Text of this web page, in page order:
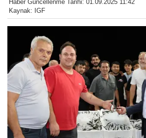
Haber Güncellenme Tarihi: 01.09.2025 11:42
Kaynak: IGF